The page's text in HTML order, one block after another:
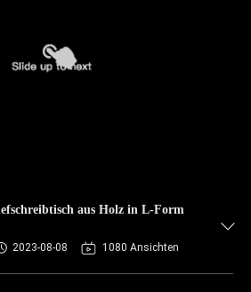
aus Holz in L-Form
2023-08-08 1080 Ansichten